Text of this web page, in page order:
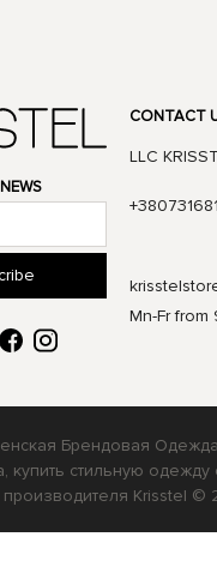
CONTACT
LLC
Mn-Fr from
Брендовая Одежда
купить стильную одежду
производителя Krisstel ©